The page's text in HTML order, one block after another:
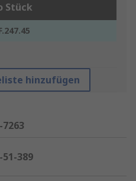
Stück
hinzufügen
7263
51-389